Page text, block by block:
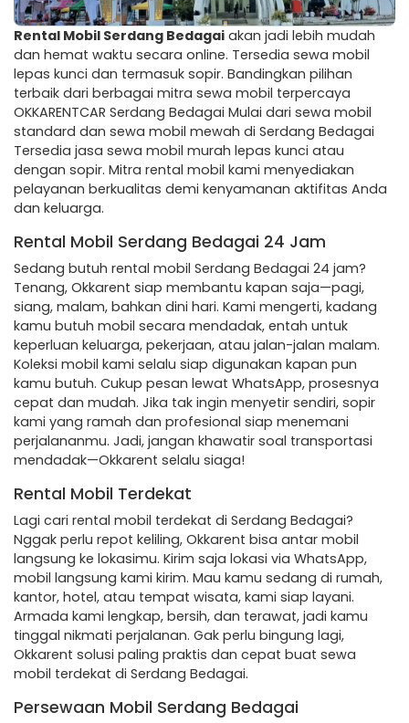
Rental Mobil Serdang Bedagai akan jadi lebih mudah
dan hemat waktu secara online. Tersedia sewa mobil
lepas kunci dan termasuk sopir. Bandingkan pilihan
terbaik dari berbagai mitra sewa mobil terpercaya
OKKARENTCAR Serdang Bedagai Mulai dari sewa mobil
standard dan sewa mobil mewah di Serdang Bedagai
Tersedia jasa sewa mobil murah lepas kunci atau
dengan sopir. Mitra rental mobil kami menyediakan
pelayanan berkualitas demi kenyamanan aktifitas Anda
dan keluarga.
Rental Mobil Serdang Bedagai 24 Jam
Sedang butuh rental mobil Serdang Bedagai 24 jam?
Tenang, Okkarent siap membantu kapan saja—pagi,
siang, malam, bahkan dini hari. Kami mengerti, kadang
kamu butuh mobil secara mendadak, entah untuk
keperluan keluarga, pekerjaan, atau jalan-jalan malam.
Koleksi mobil kami selalu siap digunakan kapan pun
kamu butuh. Cukup pesan lewat WhatsApp, prosesnya
cepat dan mudah. Jika tak ingin menyetir sendiri, sopir
kami yang ramah dan profesional siap menemani
perjalananmu. Jadi, jangan khawatir soal transportasi
mendadak—Okkarent selalu siaga!
Rental Mobil Terdekat
Lagi cari rental mobil terdekat di Serdang Bedagai?
Nggak perlu repot keliling, Okkarent bisa antar mobil
langsung ke lokasimu. Kirim saja lokasi via WhatsApp,
mobil langsung kami kirim. Mau kamu sedang di rumah,
kantor, hotel, atau tempat wisata, kami siap layani.
Armada kami lengkap, bersih, dan terawat, jadi kamu
tinggal nikmati perjalanan. Gak perlu bingung lagi,
Okkarent solusi paling praktis dan cepat buat sewa
mobil terdekat di Serdang Bedagai.
Persewaan Mobil Serdang Bedagai